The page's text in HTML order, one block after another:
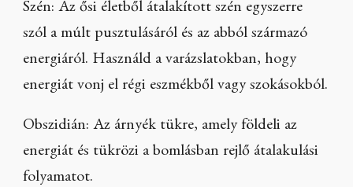
Szén: Az ősi életből átalakított szén egyszerre
szól a múlt pusztulásáról és az abból származó
energiáról. Használd a varázslatokban, hogy
energiát vonj el régi eszmékből vagy szokásokból.
Obszidián: Az árnyék tükre, amely földeli az
energiát és tükrözi a bomlásban rejlő átalakulási
folyamatot.